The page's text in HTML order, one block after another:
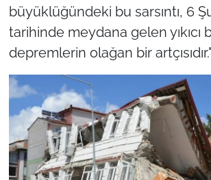
büyüklüğündeki bu sarsıntı, 6
tarihinde meydana gelen yıkıcı
depremlerin olağan bir artçısıdır."